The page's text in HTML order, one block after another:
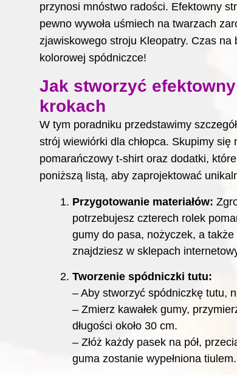
przynosi mnóstwo radości. Efektowny
pewno wywoła uśmiech na twarzach
zjawiskowego stroju Kleopatry. Czas na
kolorowej spódniczce!
Jak stworzyć
krokach
W tym poradniku przedstawimy
strój wiewiórki dla chłopca. Skupimy
pomarańczowy t-shirt oraz dodatki,
poniższą listą, aby zaprojektować
Przygotowanie materiałów:
potrzebujesz czterech rolek
gumy do pasa, nożyczek, a
znajdziesz w sklepach
Tworzenie spódniczki tutu:
– Aby stworzyć spódniczkę tutu,
– Zmierz kawałek gumy,
długości około 30 cm.
– Złóż każdy pasek na pół,
guma zostanie wypełniona